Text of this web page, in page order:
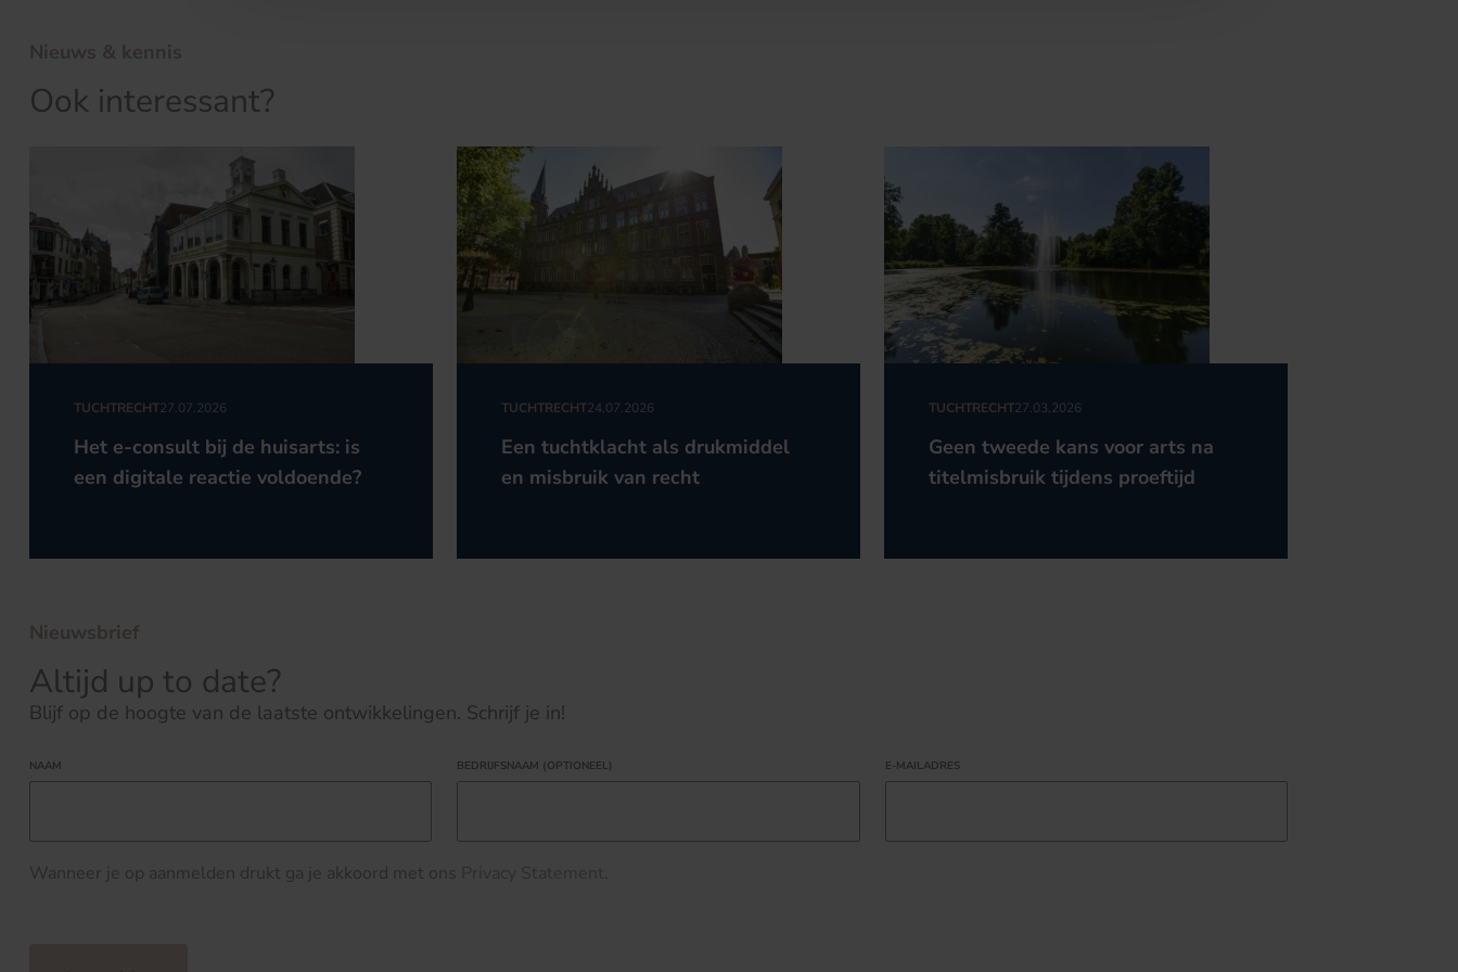
Nieuws & kennis
Ook interessant?
TUCHTRECHT27.07.2026
Het e-consult bij de huisarts: is
een digitale reactie voldoende?
TUCHTRECHT24.07.2026
Een tuchtklacht als drukmiddel
en misbruik van recht
TUCHTRECHT27.03.2026
Geen tweede kans voor arts na
titelmisbruik tijdens proeftijd
Nieuwsbrief
Altijd up to date?
Blijf op de hoogte van de laatste ontwikkelingen. Schrijf je in!
NAAM BEDRIJFSNAAM (OPTIONEEL) E-MAILADRES
Wanneer je op aanmelden drukt ga je akkoord met ons Privacy Statement.